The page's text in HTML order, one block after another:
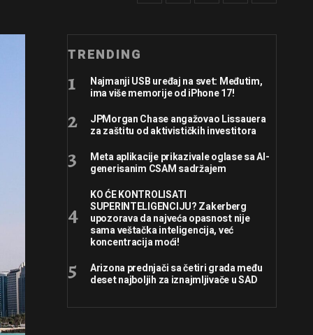
TRENDING
Najmanji USB uređaj na svet: Međutim,
ima više memorije od iPhone 17!
JPMorgan Chase angažovao Lissauera
za zaštitu od aktivističkih investitora
Meta aplikacije prikazivale oglase sa AI-
generisanim CSAM sadržajem
KO ĆE KONTROLISATI
SUPERINTELIGENCIJU? Zakerberg
upozorava da najveća opasnost nije
sama veštačka inteligencija, već
koncentracija moći!
Arizona prednjači sa četiri grada među
deset najboljih za iznajmljivače u SAD